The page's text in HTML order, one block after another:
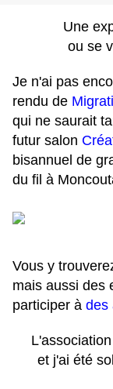
Une
ou se
Je n'ai pas
rendu de
qui ne saurait
futur salon
bisannuel de
du fil à
Vous y
mais aussi des
participer à des
et j'ai été